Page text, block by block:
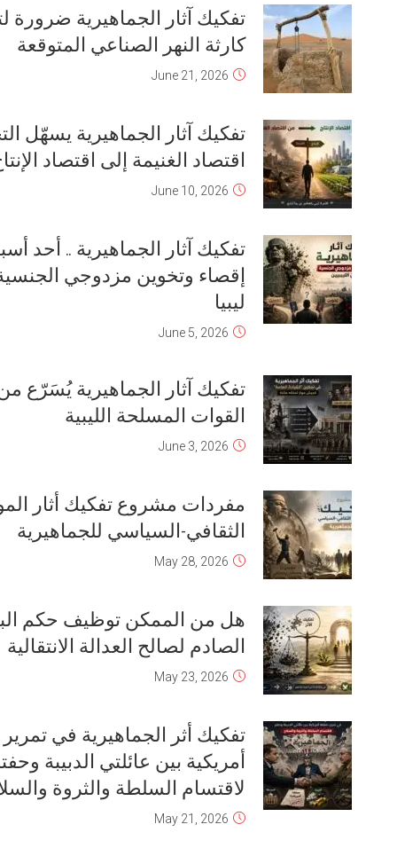
الحاجة إلى ثورة ثقافية ـ فكرية ـ تربوية،
تبدأ بتفكيك آثار الجماهيرية
July 13, 2026
تفكيك آثار الجماهيرية ضرورة لمنع
نصف قرن آخر من الدكتاتورية
June 15, 2026
تفكيك آثار الجماهيرية ضرورة لإنقاذ
القطاع الخاص
June 8, 2026
تفكيك الإرث الجماهيري في تسييس
“الوقف الإسلامي” في المجتمع الليبي
June 4, 2026
تفكيك آثار الجماهيرية يعني منع “الدولة
العميقة” من إفشال الحلول السلمية
June 2, 2026
تفكيك آثار الجماهيرية يؤدي إلى منع
المزيد من تفتت النسيج القبلي
May 25, 2026
تفكيك أثر الجماهيرية في تعطيل ارجاع
حقوق الناس في مِلْكِيّة الأرض والعقار
May 22, 2026